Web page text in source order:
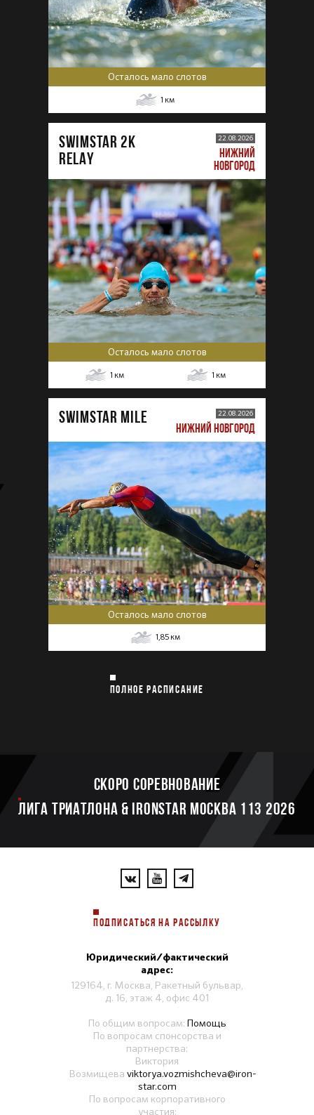
Осталось мало слотов
1 км
SWIMSTAR 2K
RELAY
22.08.2026
НИЖНИЙ
НОВГОРОД
Осталось мало слотов
1 км 1 км
SWIMSTAR MILE 22.08.2026
НИЖНИЙ НОВГОРОД
Осталось мало слотов
1,85 км
ПОЛНОЕ РАСПИСАНИЕ
Скоро соревнование
ЛИГА ТРИАТЛОНА & IRONSTAR МОСКВА 113 2026
ПОДПИСАТЬСЯ НА РАССЫЛКУ
Юридический/фактический
адрес:
129164, г. Москва, Ракетный бульвар,
д. 16, этаж 4, офис 401
По общим вопросам: Помощь
По вопросам спонсорства и
партнерства:
Виктория
Возмищева viktorya.vozmishcheva@iron-
star.com
По вопросам корпоративного
участия: